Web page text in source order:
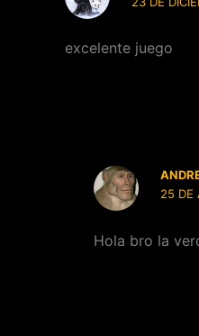
excelente juego
25 DE
Hola bro la